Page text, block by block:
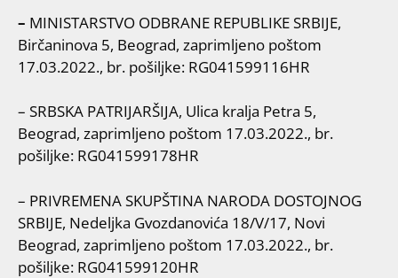
– MINISTARSTVO ODBRANE REPUBLIKE SRBIJE,
Birčaninova 5, Beograd, zaprimljeno poštom
17.03.2022., br. pošiljke: RG041599116HR
– SRBSKA PATRIJARŠIJA, Ulica kralja Petra 5,
Beograd, zaprimljeno poštom 17.03.2022., br.
pošiljke: RG041599178HR
– PRIVREMENA SKUPŠTINA NARODA DOSTOJNOG
SRBIJE, Nedeljka Gvozdanovića 18/V/17, Novi
Beograd, zaprimljeno poštom 17.03.2022., br.
pošiljke: RG041599120HR